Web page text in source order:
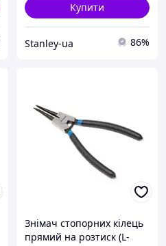
Купити
Stanley-ua 86%
Знімач стопорних кілець
прямий на розтиск (L-